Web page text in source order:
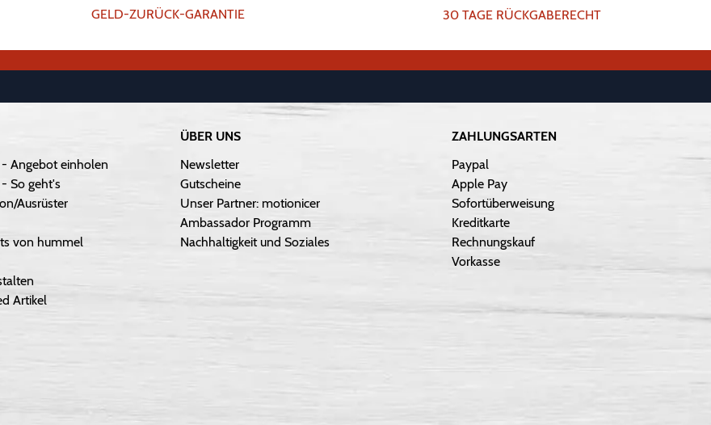
GELD-ZURÜCK-GARANTIE 30 TAGE RÜCKGABERECHT
Angebot einholen
So geht's
Ausrüster
von hummel
Artikel
ÜBER UNS
Newsletter
Gutscheine
Unser Partner: motionicer
Ambassador Programm
Nachhaltigkeit und Soziales
ZAHLUNGSARTEN
Paypal
Apple Pay
Sofortüberweisung
Kreditkarte
Rechnungskauf
Vorkasse